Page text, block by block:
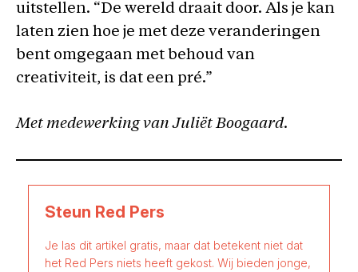
uitstellen. “De wereld draait door. Als je kan
laten zien hoe je met deze veranderingen
bent omgegaan met behoud van
creativiteit, is dat een pré.”
Met medewerking van Juliët Boogaard.
Steun Red Pers
Je las dit artikel gratis, maar dat betekent niet dat
het Red Pers niets heeft gekost. Wij bieden jonge,